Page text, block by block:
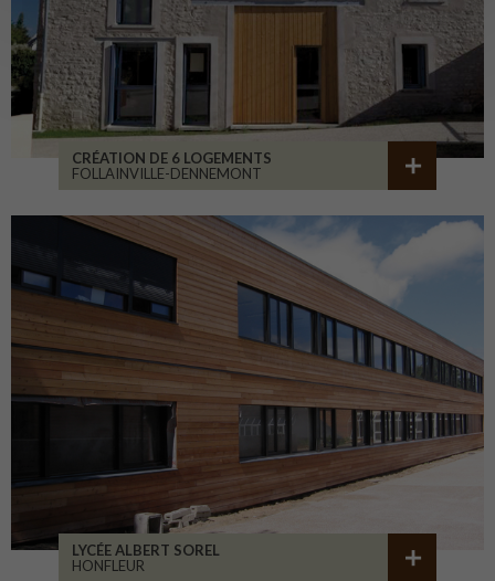
CRÉATION DE 6 LOGEMENTS
FOLLAINVILLE-DENNEMONT
LYCÉE ALBERT SOREL
HONFLEUR